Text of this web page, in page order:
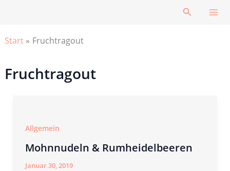
Suchen
Start Fruchtragout
Fruchtragout
Allgemein
Mohnnudeln & Rumheidelbeeren
Januar 30, 2019